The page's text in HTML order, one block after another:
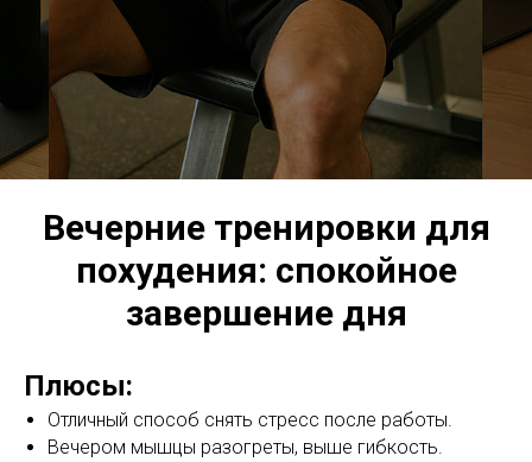
Вечерние тренировки для
похудения: спокойное
завершение дня
Плюсы:
Отличный способ снять стресс после работы.
Вечером мышцы разогреты, выше гибкость.